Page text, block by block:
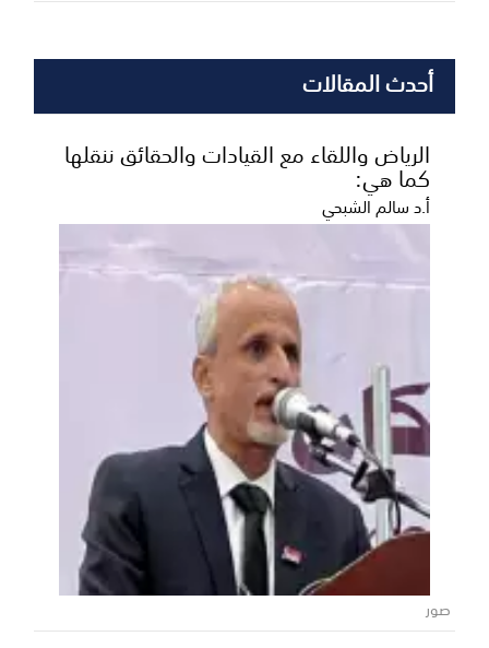
أحدث المقالات
الرياض واللقاء مع القيادات والحقائق ننقلها
كما هي:
أ.د سالم الشبحي
صور